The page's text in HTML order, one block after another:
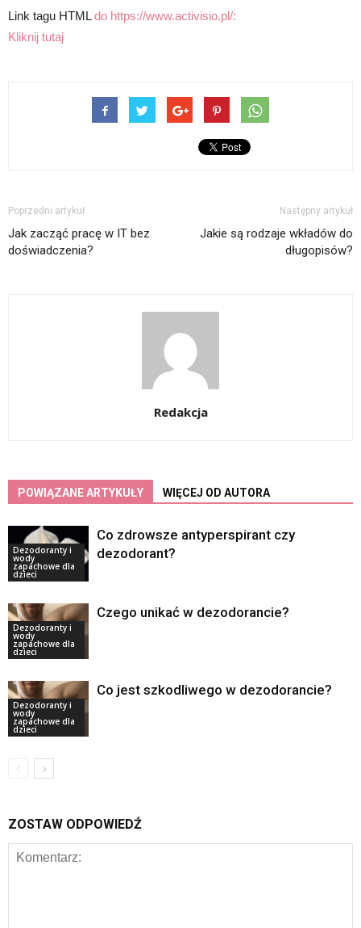
Link tagu HTMLdo https://www.activisio.pl/:
Kliknij tutaj
Poprzedni artykuł
Jak zacząć pracę w IT bez
doświadczenia?
Następny artykuł
Jakie są rodzaje wkładów do
długopisów?
Redakcja
POWIĄZANE ARTYKUŁY WIĘCEJ OD AUTORA
Dezodoranty i
wody
zapachowe dla
dzieci
Co zdrowsze antyperspirant czy
dezodorant?
Dezodoranty i
wody
zapachowe dla
dzieci
Czego unikać w dezodorancie?
Dezodoranty i
wody
zapachowe dla
dzieci
Co jest szkodliwego w dezodorancie?
ZOSTAW ODPOWIEDŹ